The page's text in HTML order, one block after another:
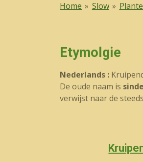
Home » Slow »
Etymolgie
Nederlands :
De oude naam is
verwijst naar de